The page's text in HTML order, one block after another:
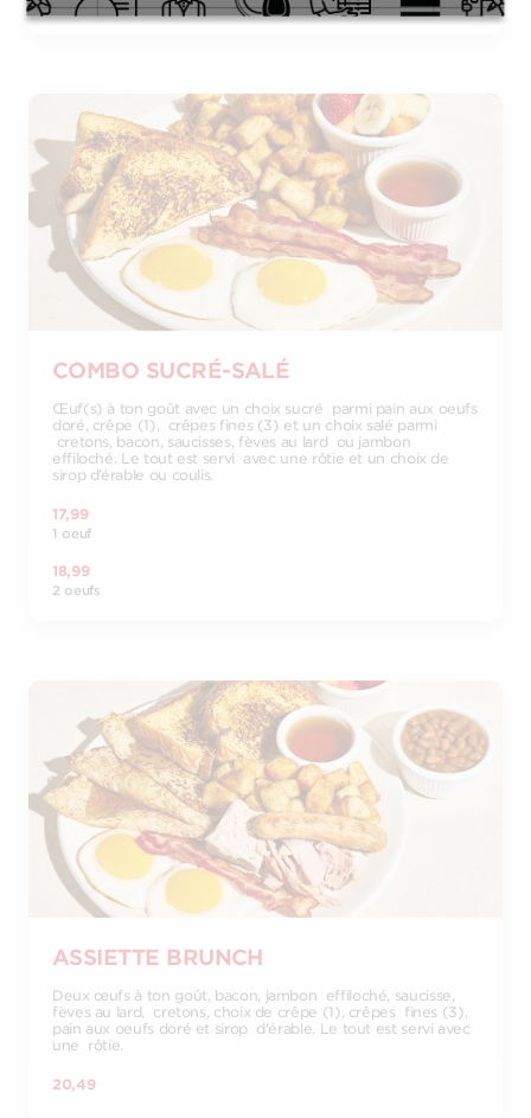
COMBO SUCRÉ-SALÉ
Œuf(s) à ton goût avec un choix sucré parmi pain aux oeufs
doré, crêpe (1), crêpes fines (3) et un choix salé parmi
cretons, bacon, saucisses, fèves au lard ou jambon
effiloché. Le tout est servi avec une rôtie et un choix de
sirop d’érable ou coulis.
17,99
1 oeuf
18,99
2 oeufs
ASSIETTE BRUNCH
Deux œufs à ton goût, bacon, jambon effiloché, saucisse,
fèves au lard, cretons, choix de crêpe (1), crêpes fines (3),
pain aux oeufs doré et sirop d'érable. Le tout est servi avec
une rôtie.
20,49